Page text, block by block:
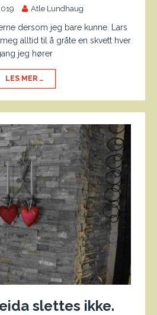
Atle Lundhaug
dersom jeg bare kunne. Lars
alltid til å gråte en skvett hver
jeg hører
LES MER …
slettes ikke.